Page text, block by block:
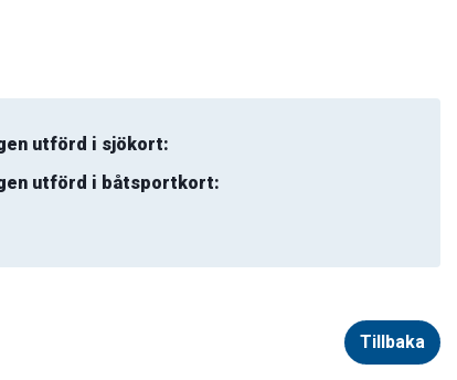
utförd i sjökort:
utförd i båtsportkort:
Tillbaka